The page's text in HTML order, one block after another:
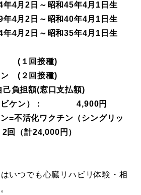
4月2日～昭和45年4月1日生
4月2日～昭和40年4月1日生
4月2日～昭和35年4月1日生
(１回接種)
(２回接種)
負担額(窓口支払額)
ビケン）： 4,900円
不活化ワクチン（シングリッ
回（計24,000円）
いつでも心臓リハビリ体験・相